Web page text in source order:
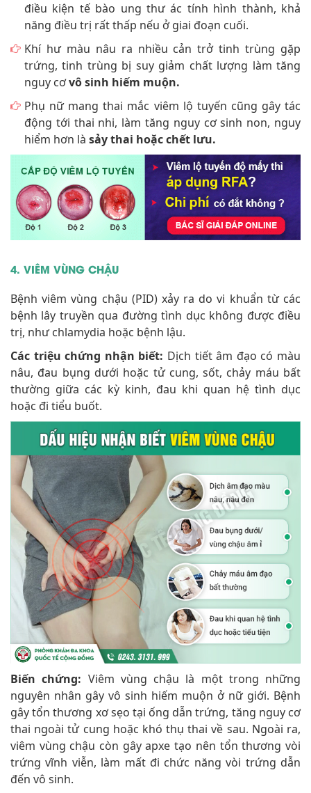
điều kiện tế bào ung thư ác tính hình thành, khả
năng điều trị rất thấp nếu ở giai đoạn cuối.
Khí hư màu nâu ra nhiều cản trở tinh trùng gặp
trứng, tinh trùng bị suy giảm chất lượng làm tăng
nguy cơvô sinh hiếm muộn.
Phụ nữ mang thai mắc viêm lộ tuyến cũng gây tác
động tới thai nhi, làm tăng nguy cơ sinh non, nguy
hiểm hơn là sảy thai hoặc chết lưu.
4. VIÊM VÙNG CHẬU
Bệnh viêm vùng chậu (PID) xảy ra do vi khuẩn từ các
bệnh lây truyền qua đường tình dục không được điều
trị, như chlamydia hoặc bệnh lậu.
Các triệu chứng nhận biết: Dịch tiết âm đạo có màu
nâu, đau bụng dưới hoặc tử cung, sốt, chảy máu bất
thường giữa các kỳ kinh, đau khi quan hệ tình dục
hoặc đi tiểu buốt.
Biến chứng: Viêm vùng chậu là một trong những
nguyên nhân gây vô sinh hiếm muộn ở nữ giới. Bệnh
gây tổn thương xơ sẹo tại ống dẫn trứng, tăng nguy cơ
thai ngoài tử cung hoặc khó thụ thai về sau. Ngoài ra,
viêm vùng chậu còn gây apxe tạo nên tổn thương vòi
trứng vĩnh viễn, làm mất đi chức năng vòi trứng dẫn
đến vô sinh.